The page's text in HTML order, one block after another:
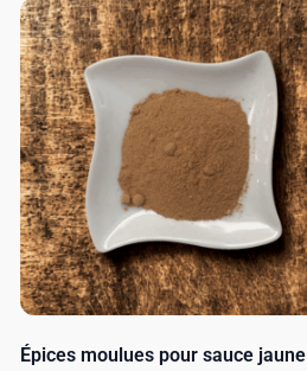
Épices moulues pour sauce jaune